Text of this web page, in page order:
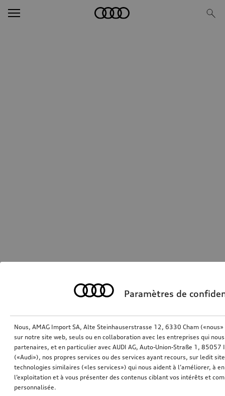
Paramètres de
Nous, AMAG Import SA, Alte Steinhauserstrasse 12, 6330 Cham
sur notre site web, seuls ou en collaboration avec les entreprises qui
partenaires, et en particulier avec AUDI AG, Auto-Union-Straße 1,
(«Audi»), nos propres services ou des services ayant recours, sur ledit
technologies similaires («les services») qui nous aident à l’améliorer, à
l’exploitation et à vous présenter des contenus ciblant vos intérêts et
personnalisée.